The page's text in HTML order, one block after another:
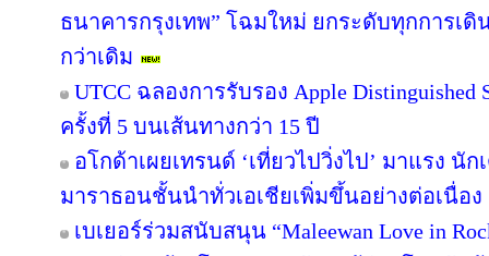
ธนาคารกรุงเทพ” โฉมใหม่ ยกระดับทุกการเ
กว่าเดิม
UTCC ฉลองการรับรอง Apple Distinguished
ครั้งที่ 5 บนเส้นทางกว่า 15 ปี
อโกด้าเผยเทรนด์ ‘เที่ยวไปวิ่งไป’ มาแรง นั
มาราธอนชั้นนำทั่วเอเชียเพิ่มขึ้นอย่างต่อเนื่อง
เบเยอร์ร่วมสนับสนุน “Maleewan Love in